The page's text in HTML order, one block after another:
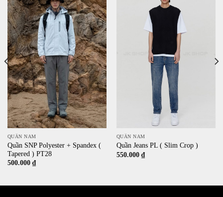
QUẦN NAM
Quần SNP Polyester + Spandex (
Tapered ) PT28
500.000 ₫
QUẦN NAM
Quần Jeans PL ( Slim Crop )
550.000 ₫